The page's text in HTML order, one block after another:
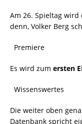
Am 26. Spieltag wird
denn, Volker Berg
Premiere
Es wird zum ersten
Wissenswertes
Die weiter oben
Datenbank spricht